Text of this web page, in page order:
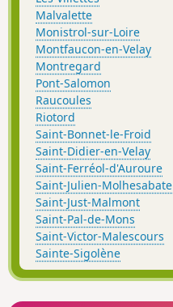
Malvalette
Monistrol-sur-Loire
Montfaucon-en-Velay
Montregard
Pont-Salomon
Raucoules
Riotord
Saint-Bonnet-le-Froid
Saint-Didier-en-Velay
Saint-Ferréol-d'Auroure
Saint-Julien-Molhesabate
Saint-Just-Malmont
Saint-Pal-de-Mons
Saint-Victor-Malescours
Sainte-Sigolène